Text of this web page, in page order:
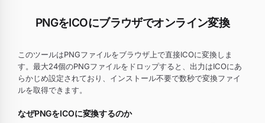
PNGをICOにブラウザでオンライン変換
このツールはPNGファイルをブラウザ上で直接ICOに変換しま
す。最大24個のPNGファイルをドロップすると、出力はICOにあ
らかじめ設定されており、インストール不要で数秒で変換ファイ
ルを取得できます。
なぜPNGをICOに変換するのか